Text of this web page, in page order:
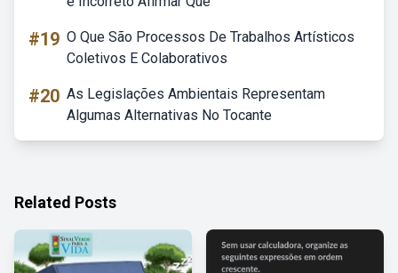
#19 O Que São Processos De Trabalhos Artísticos
Coletivos E Colaborativos
#20 As Legislações Ambientais Representam
Algumas Alternativas No Tocante
Related Posts